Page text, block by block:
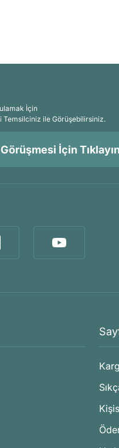
İçin
Temsilciniz ile Görüşebilirsiniz.
İçin